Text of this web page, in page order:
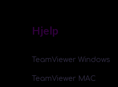
Hjelp
TeamViewer Windows
TeamViewer MAC